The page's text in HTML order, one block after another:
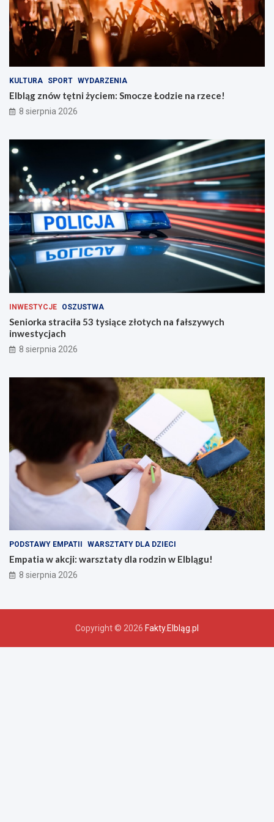
ż
n
o
i
n
d
r
a
c
a
r
z
e
e
!
KULTURA SPORT WYDARZENIA
Elbląg znów tętni życiem: Smocze Łodzie na rzece!
8 sierpnia 2026
INWESTYCJE OSZUSTWA
Seniorka straciła 53 tysiące złotych na fałszywych
inwestycjach
8 sierpnia 2026
PODSTAWY EMPATII WARSZTATY DLA DZIECI
Empatia w akcji: warsztaty dla rodzin w Elblągu!
8 sierpnia 2026
Copyright © 2026 Fakty.Elbląg.pl